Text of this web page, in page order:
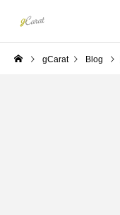
gCarat Blog